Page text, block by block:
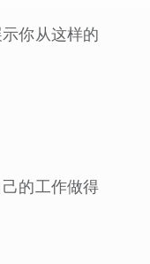
你从这样的
的工作做得